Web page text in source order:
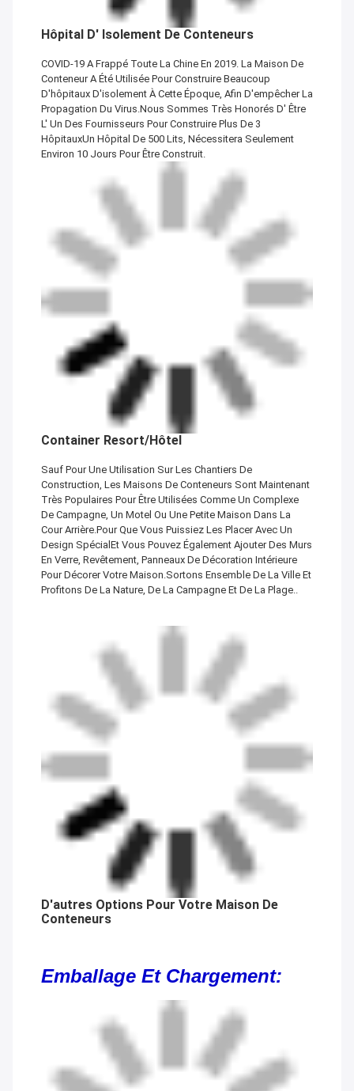
Hôpital D' Isolement De Conteneurs
COVID-19 A Frappé Toute La Chine En 2019. La Maison De
Conteneur A Été Utilisée Pour Construire Beaucoup
D'hôpitaux D'isolement À Cette Époque, Afin D'empêcher La
Propagation Du Virus.Nous Sommes Très Honorés D' Être
L' Un Des Fournisseurs Pour Construire Plus De 3
HôpitauxUn Hôpital De 500 Lits, Nécessitera Seulement
Environ 10 Jours Pour Être Construit.
Container Resort/Hôtel
Sauf Pour Une Utilisation Sur Les Chantiers De
Construction, Les Maisons De Conteneurs Sont Maintenant
Très Populaires Pour Être Utilisées Comme Un Complexe
De Campagne, Un Motel Ou Une Petite Maison Dans La
Cour Arrière.pour Que Vous Puissiez Les Placer Avec Un
Design SpécialEt Vous Pouvez Également Ajouter Des Murs
En Verre, Revêtement, Panneaux De Décoration Intérieure
Pour Décorer Votre Maison.Sortons Ensemble De La Ville Et
Profitons De La Nature, De La Campagne Et De La Plage..
D'autres Options Pour Votre Maison De
Conteneurs
Emballage Et Chargement: